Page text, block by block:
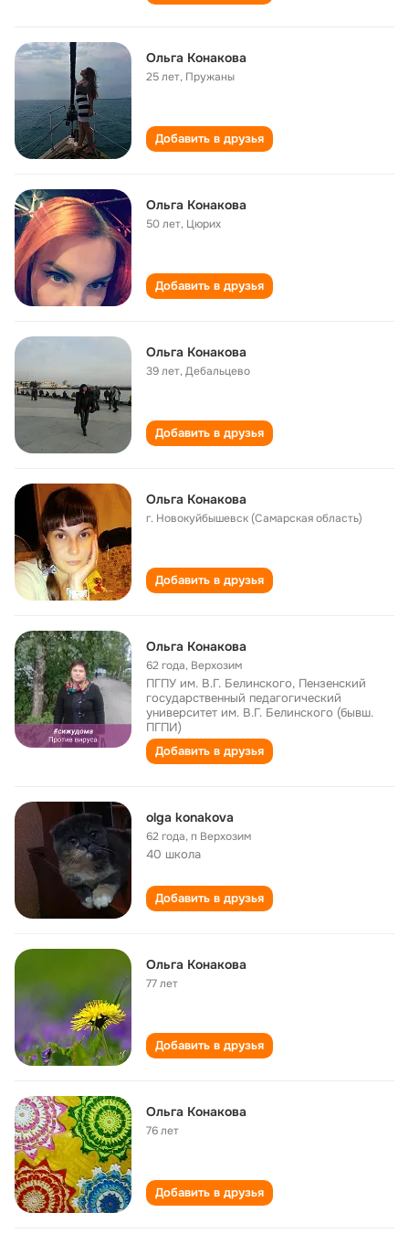
Ольга Конакова
25 лет, Пружаны
Добавить в друзья
Ольга Конакова
50 лет, Цюрих
Добавить в друзья
Ольга Конакова
39 лет,Дебальцево
Добавить в друзья
Ольга Конакова
г. Новокуйбышевск (Самарская область)
Добавить в друзья
Ольга Конакова
62 года, Верхозим
ПГПУ им. В.Г. Белинского, Пензенский
государственный педагогический
университет им. В.Г. Белинского (бывш.
ПГПИ)
Добавить в друзья
olga konakova
62 года,п Верхозим
40 школа
Добавить в друзья
Ольга Конакова
77 лет
Добавить в друзья
Ольга Конакова
76 лет
Добавить в друзья